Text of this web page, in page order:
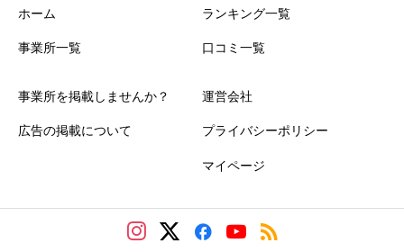
ホーム
事業所一覧
ランキング一覧
口コミ一覧
事業所を掲載しませんか？
広告の掲載について
運営会社
プライバシーポリシー
マイページ